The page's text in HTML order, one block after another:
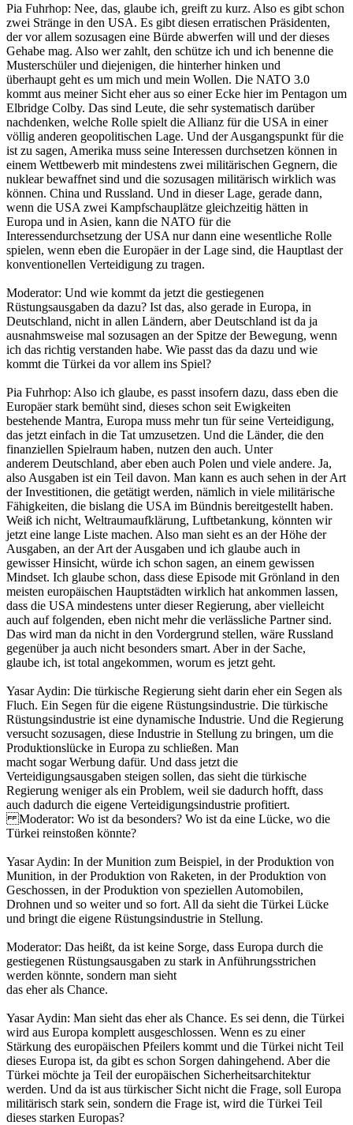
Pia Fuhrhop: Nee, das, glaube ich, greift zu kurz. Also es gibt schon
zwei Stränge in den USA. Es gibt diesen erratischen Präsidenten,
der vor allem sozusagen eine Bürde abwerfen will und der dieses
Gehabe mag. Also wer zahlt, den schütze ich und ich benenne die
Musterschüler und diejenigen, die hinterher hinken und
überhaupt geht es um mich und mein Wollen. Die NATO 3.0
kommt aus meiner Sicht eher aus so einer Ecke hier im Pentagon um
Elbridge Colby. Das sind Leute, die sehr systematisch darüber
nachdenken, welche Rolle spielt die Allianz für die USA in einer
völlig anderen geopolitischen Lage. Und der Ausgangspunkt für die
ist zu sagen, Amerika muss seine Interessen durchsetzen können in
einem Wettbewerb mit mindestens zwei militärischen Gegnern, die
nuklear bewaffnet sind und die sozusagen militärisch wirklich was
können. China und Russland. Und in dieser Lage, gerade dann,
wenn die USA zwei Kampfschauplätze gleichzeitig hätten in
Europa und in Asien, kann die NATO für die
Interessendurchsetzung der USA nur dann eine wesentliche Rolle
spielen, wenn eben die Europäer in der Lage sind, die Hauptlast der
konventionellen Verteidigung zu tragen.
Moderator: Und wie kommt da jetzt die gestiegenen
Rüstungsausgaben da dazu? Ist das, also gerade in Europa, in
Deutschland, nicht in allen Ländern, aber Deutschland ist da ja
ausnahmsweise mal sozusagen an der Spitze der Bewegung, wenn
ich das richtig verstanden habe. Wie passt das da dazu und wie
kommt die Türkei da vor allem ins Spiel?
Pia Fuhrhop: Also ich glaube, es passt insofern dazu, dass eben die
Europäer stark bemüht sind, dieses schon seit Ewigkeiten
bestehende Mantra, Europa muss mehr tun für seine Verteidigung,
das jetzt einfach in die Tat umzusetzen. Und die Länder, die den
finanziellen Spielraum haben, nutzen den auch. Unter
anderem Deutschland, aber eben auch Polen und viele andere. Ja,
also Ausgaben ist ein Teil davon. Man kann es auch sehen in der Art
der Investitionen, die getätigt werden, nämlich in viele militärische
Fähigkeiten, die bislang die USA im Bündnis bereitgestellt haben.
Weiß ich nicht, Weltraumaufklärung, Luftbetankung, könnten wir
jetzt eine lange Liste machen. Also man sieht es an der Höhe der
Ausgaben, an der Art der Ausgaben und ich glaube auch in
gewisser Hinsicht, würde ich schon sagen, an einem gewissen
Mindset. Ich glaube schon, dass diese Episode mit Grönland in den
meisten europäischen Hauptstädten wirklich hat ankommen lassen,
dass die USA mindestens unter dieser Regierung, aber vielleicht
auch auf folgenden, eben nicht mehr die verlässliche Partner sind.
Das wird man da nicht in den Vordergrund stellen, wäre Russland
gegenüber ja auch nicht besonders smart. Aber in der Sache,
glaube ich, ist total angekommen, worum es jetzt geht.
Yasar Aydin: Die türkische Regierung sieht darin eher ein Segen als
Fluch. Ein Segen für die eigene Rüstungsindustrie. Die türkische
Rüstungsindustrie ist eine dynamische Industrie. Und die Regierung
versucht sozusagen, diese Industrie in Stellung zu bringen, um die
Produktionslücke in Europa zu schließen. Man
macht sogar Werbung dafür. Und dass jetzt die
Verteidigungsausgaben steigen sollen, das sieht die türkische
Regierung weniger als ein Problem, weil sie dadurch hofft, dass
auch dadurch die eigene Verteidigungsindustrie profitiert.
Moderator: Wo ist da besonders? Wo ist da eine Lücke, wo die
Türkei reinstoßen könnte?
Yasar Aydin: In der Munition zum Beispiel, in der Produktion von
Munition, in der Produktion von Raketen, in der Produktion von
Geschossen, in der Produktion von speziellen Automobilen,
Drohnen und so weiter und so fort. All da sieht die Türkei Lücke
und bringt die eigene Rüstungsindustrie in Stellung.
Moderator: Das heißt, da ist keine Sorge, dass Europa durch die
gestiegenen Rüstungsausgaben zu stark in Anführungsstrichen
werden könnte, sondern man sieht
das eher als Chance.
Yasar Aydin: Man sieht das eher als Chance. Es sei denn, die Türkei
wird aus Europa komplett ausgeschlossen. Wenn es zu einer
Stärkung des europäischen Pfeilers kommt und die Türkei nicht Teil
dieses Europa ist, da gibt es schon Sorgen dahingehend. Aber die
Türkei möchte ja Teil der europäischen Sicherheitsarchitektur
werden. Und da ist aus türkischer Sicht nicht die Frage, soll Europa
militärisch stark sein, sondern die Frage ist, wird die Türkei Teil
dieses starken Europas?